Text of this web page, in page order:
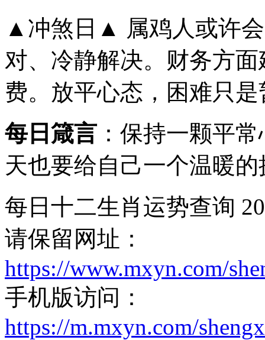
▲冲煞日▲ 属鸡人或许
对、冷静解决。财务方
费。放平心态，困难只
每日箴言：保持一颗平
天也要给自己一个温暖
每日十二生肖运势查询
请保留网址：
https://www.mxyn.com/
手机版访问：
https://m.mxyn.com/